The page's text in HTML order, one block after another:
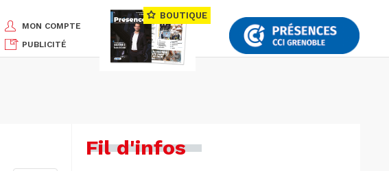
MON COMPTE
PUBLICITÉ
BOUTIQUE
Fil d'infos